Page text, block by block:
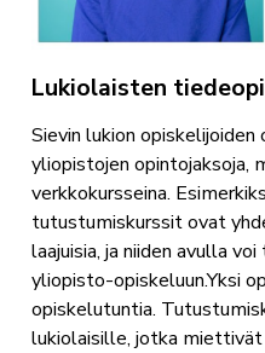
Lukiolaisten
Sievin lukion
yliopistojen opintojaksoja,
verkkokursseina.
tutustumiskurssit ovat
laajuisia, ja niiden avulla
yliopisto-opiskeluun.Yksi
opiskelutuntia.
lukiolaisille, jotka miettivät